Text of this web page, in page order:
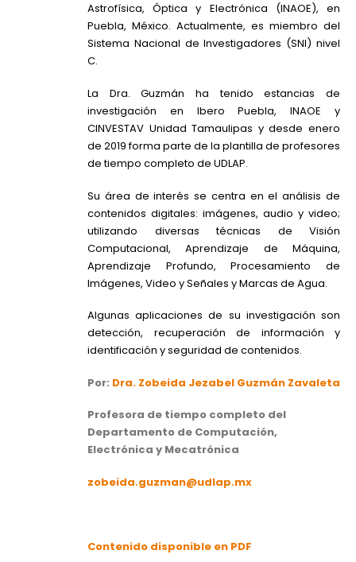
Astrofísica, Óptica y Electrónica (INAOE), en
Puebla, México. Actualmente, es miembro del
Sistema Nacional de Investigadores (SNI) nivel
C.
La Dra. Guzmán ha tenido estancias de
investigación en Ibero Puebla, INAOE y
CINVESTAV Unidad Tamaulipas y desde enero
de 2019 forma parte de la plantilla de profesores
de tiempo completo de UDLAP.
Su área de interés se centra en el análisis de
contenidos digitales: imágenes, audio y video;
utilizando diversas técnicas de Visión
Computacional, Aprendizaje de Máquina,
Aprendizaje Profundo, Procesamiento de
Imágenes, Video y Señales y Marcas de Agua.
Algunas aplicaciones de su investigación son
detección, recuperación de información y
identificación y seguridad de contenidos.
Por: Dra. Zobeida Jezabel Guzmán Zavaleta
Profesora de tiempo completo del
Departamento de Computación,
Electrónica y Mecatrónica
zobeida.guzman@udlap.mx
Contenido disponible en PDF